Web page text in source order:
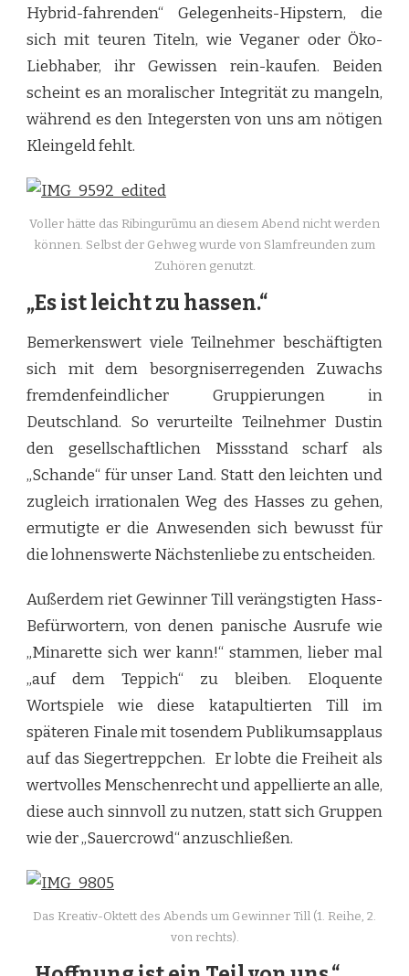
Hybrid-fahrenden“ Gelegenheits-Hipstern, die
sich mit teuren Titeln, wie Veganer oder Öko-
Liebhaber, ihr Gewissen rein-kaufen. Beiden
scheint es an moralischer Integrität zu mangeln,
während es den Integersten von uns am nötigen
Kleingeld fehlt.
Voller hätte das Ribingurũmu an diesem Abend nicht werden
können. Selbst der Gehweg wurde von Slamfreunden zum
Zuhören genutzt.
„Es ist leicht zu hassen.“
Bemerkenswert viele Teilnehmer beschäftigten
sich mit dem besorgniserregenden Zuwachs
fremdenfeindlicher Gruppierungen in
Deutschland. So verurteilte Teilnehmer Dustin
den gesellschaftlichen Missstand scharf als
„Schande“ für unser Land. Statt den leichten und
zugleich irrationalen Weg des Hasses zu gehen,
ermutigte er die Anwesenden sich bewusst für
die lohnenswerte Nächstenliebe zu entscheiden.
Außerdem riet Gewinner Till verängstigten Hass-
Befürwortern, von denen panische Ausrufe wie
„Minarette sich wer kann!“ stammen, lieber mal
„auf dem Teppich“ zu bleiben. Eloquente
Wortspiele wie diese katapultierten Till im
späteren Finale mit tosendem Publikumsapplaus
auf das Siegertreppchen. Er lobte die Freiheit als
wertvolles Menschenrecht und appellierte an alle,
diese auch sinnvoll zu nutzen, statt sich Gruppen
wie der „Sauercrowd“ anzuschließen.
Das Kreativ-Oktett des Abends um Gewinner Till (1. Reihe, 2.
von rechts).